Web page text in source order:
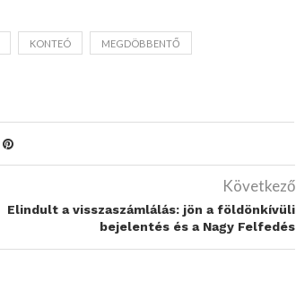
KONTEÓ MEGDÖBBENTŐ
Következő
Elindult a visszaszámlálás: jön a földönkívüli
bejelentés és a Nagy Felfedés